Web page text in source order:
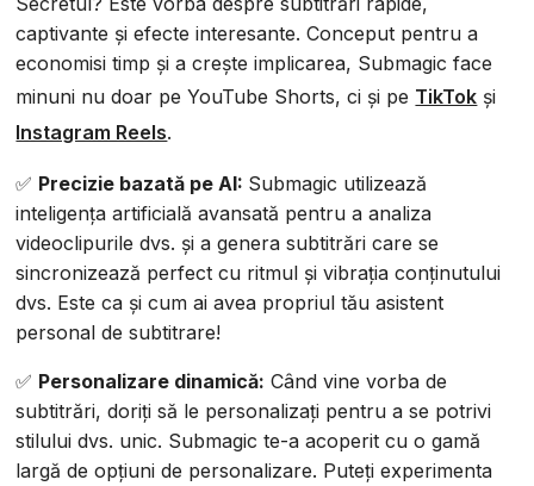
captivante și efecte interesante. Conceput pentru a
economisi timp și a crește implicarea, Submagic face
minuni nu doar pe YouTube Shorts, ci și pe TikTok și
Instagram Reels.
✅ Precizie bazată pe AI: Submagic utilizează
inteligența artificială avansată pentru a analiza
videoclipurile dvs. și a genera subtitrări care se
sincronizează perfect cu ritmul și vibrația conținutului
dvs. Este ca și cum ai avea propriul tău asistent
personal de subtitrare!
✅ Personalizare dinamică: Când vine vorba de
subtitrări, doriți să le personalizați pentru a se potrivi
stilului dvs. unic. Submagic te-a acoperit cu o gamă
largă de opțiuni de personalizare. Puteți experimenta